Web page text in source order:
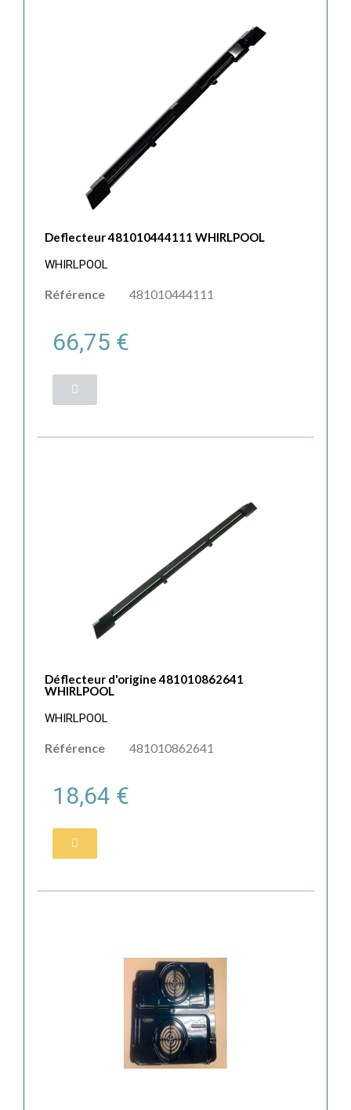
Deflecteur 481010444111 WHIRLPOOL
WHIRLPOOL
Référence 481010444111
66,75 €
Déflecteur d'origine 481010862641
WHIRLPOOL
WHIRLPOOL
Référence 481010862641
18,64 €